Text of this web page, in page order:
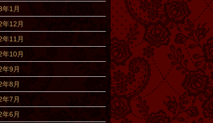
年1月
年12月
年11月
年10月
年9月
年8月
年7月
年6月